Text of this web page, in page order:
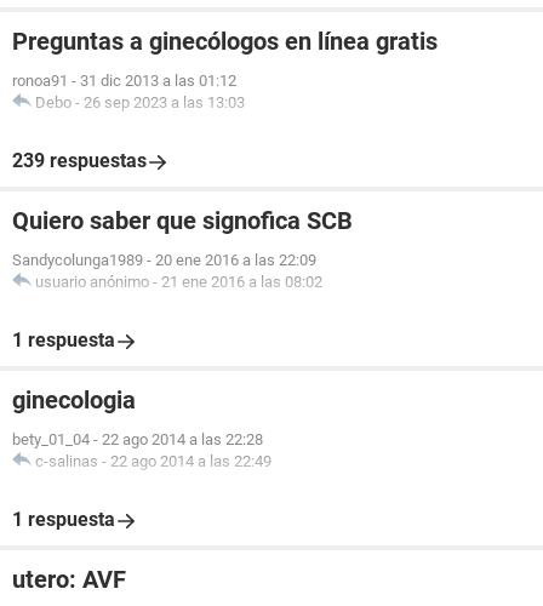
Preguntas a ginecólogos en línea gratis
ronoa91 - 31 dic 2013 a las 01:12
Debo - 26 sep 2023 a las 13:03
239 respuestas
Quiero saber que signofica SCB
Sandycolunga1989 - 20 ene 2016 a las 22:09
usuario anónimo - 21 ene 2016 a las 08:02
1 respuesta
ginecologia
bety_01_04 - 22 ago 2014 a las 22:28
c-salinas - 22 ago 2014 a las 22:49
1 respuesta
utero: AVF